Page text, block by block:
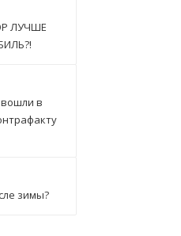
ЛУЧШЕ
в
зимы?